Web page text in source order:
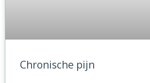
Chronische pijn